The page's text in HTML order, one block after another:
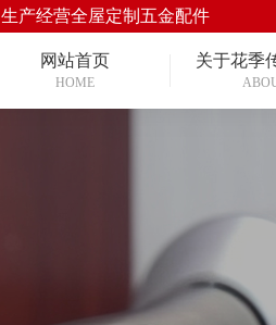
生产经营全屋定制五金配件
网站首页
HOME
关于花季